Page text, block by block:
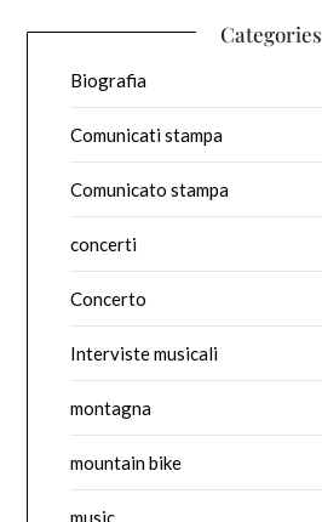
Categories
Biografia
Comunicati stampa
Comunicato stampa
concerti
Concerto
Interviste musicali
montagna
mountain bike
music